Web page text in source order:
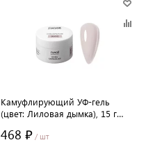
Камуфлирующий УФ-гель
(цвет: Лиловая дымка), 15 г
468 ₽ / шт